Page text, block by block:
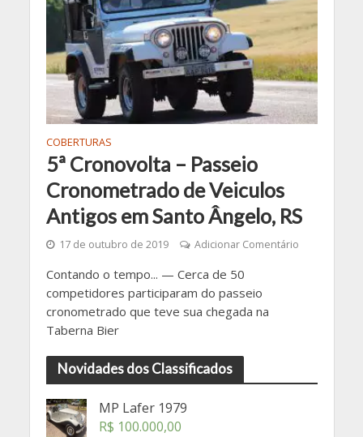
COBERTURAS
5ª Cronovolta – Passeio
Cronometrado de Veiculos
Antigos em Santo Ângelo, RS
17 de outubro de 2019 Adicionar Comentário
Contando o tempo... — Cerca de 50
competidores participaram do passeio
cronometrado que teve sua chegada na
Taberna Bier
Novidades dos Classificados
MP Lafer 1979
R$ 100.000,00